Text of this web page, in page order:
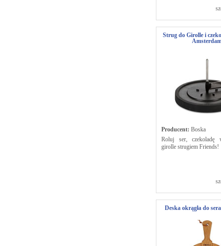
Strug do Girolle i
Producent: Boska
Roluj ser, czekoladę
girolle strugiem Friends!
Deska okrągła do